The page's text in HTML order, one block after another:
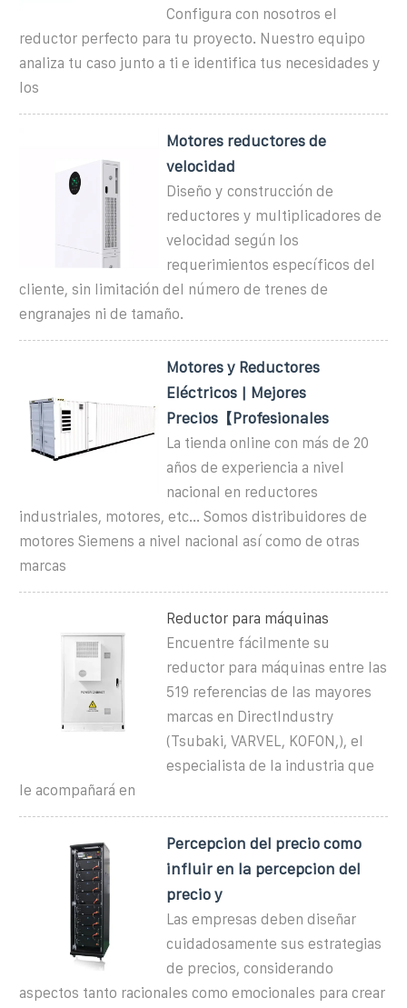
Configura con nosotros el
reductor perfecto para tu proyecto. Nuestro equipo
analiza tu caso junto a ti e identifica tus necesidades y
los
Motores reductores de
velocidad
Diseño y construcción de
reductores y multiplicadores de
velocidad según los
requerimientos específicos del
cliente, sin limitación del número de trenes de
engranajes ni de tamaño.
Motores y Reductores
Eléctricos | Mejores
Precios【Profesionales
La tienda online con más de 20
años de experiencia a nivel
nacional en reductores
industriales, motores, etc... Somos distribuidores de
motores Siemens a nivel nacional así como de otras
marcas
Reductor para máquinas
Encuentre fácilmente su
reductor para máquinas entre las
519 referencias de las mayores
marcas en DirectIndustry
(Tsubaki, VARVEL, KOFON,), el
especialista de la industria que
le acompañará en
Percepcion del precio como
influir en la percepcion del
precio y
Las empresas deben diseñar
cuidadosamente sus estrategias
de precios, considerando
aspectos tanto racionales como emocionales para crear